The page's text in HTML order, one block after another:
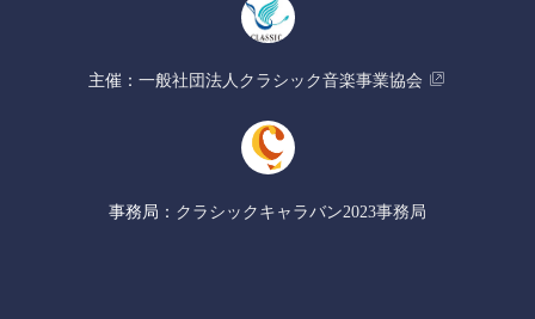
​主催：​一般社団法人クラシック音楽事業協会
事務局： ​クラシックキャラバン2023事務局